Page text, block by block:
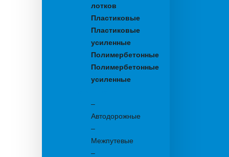
лотков
Пластиковые
Пластиковые
усиленные
Полимербетонные
Полимербетонные
усиленные
–
Автодорожные
–
Межпутевые
–